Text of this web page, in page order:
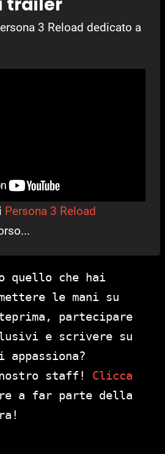
3 Reload dedicato a
Persona 3 Reload
quello che hai
le mani su
partecipare
e scrivere su
staff! Clicca
a far parte della